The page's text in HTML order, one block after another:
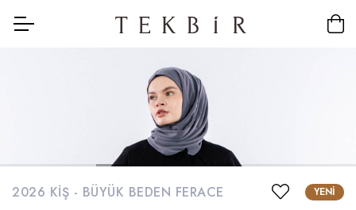
2026 KIŞ - BÜYÜK BEDEN FERACE YENI